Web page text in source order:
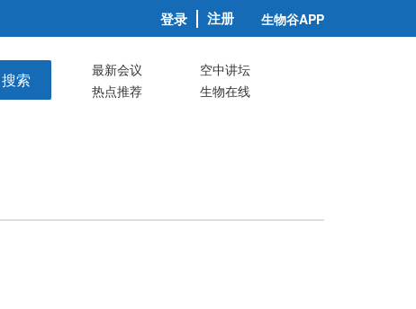
登录 注册 生物谷APP
搜索 最新会议
空中讲坛
热点推荐
生物在线